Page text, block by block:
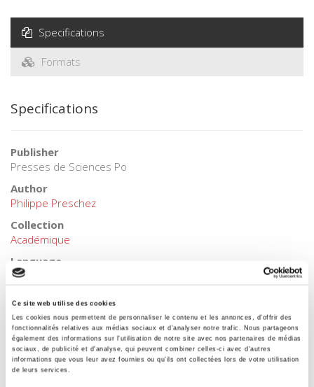
Ce site web utilise des cookies
Les cookies nous permettent de personnaliser le contenu et les annonces, d'offrir des
fonctionnalités relatives aux médias sociaux et d'analyser notre trafic. Nous partageons
également des informations sur l'utilisation de notre site avec nos partenaires de médias
sociaux, de publicité et d'analyse, qui peuvent combiner celles-ci avec d'autres
informations que vous leur avez fournies ou qu'ils ont collectées lors de votre utilisation
de leurs services.
Specifications
Formats
Specifications
Publisher
Presses de Sciences Po
Author
Philippe Preschez
Collection
Académique
Language
French
Tags
,
Publisher Category
>International >Asia
Publisher Category